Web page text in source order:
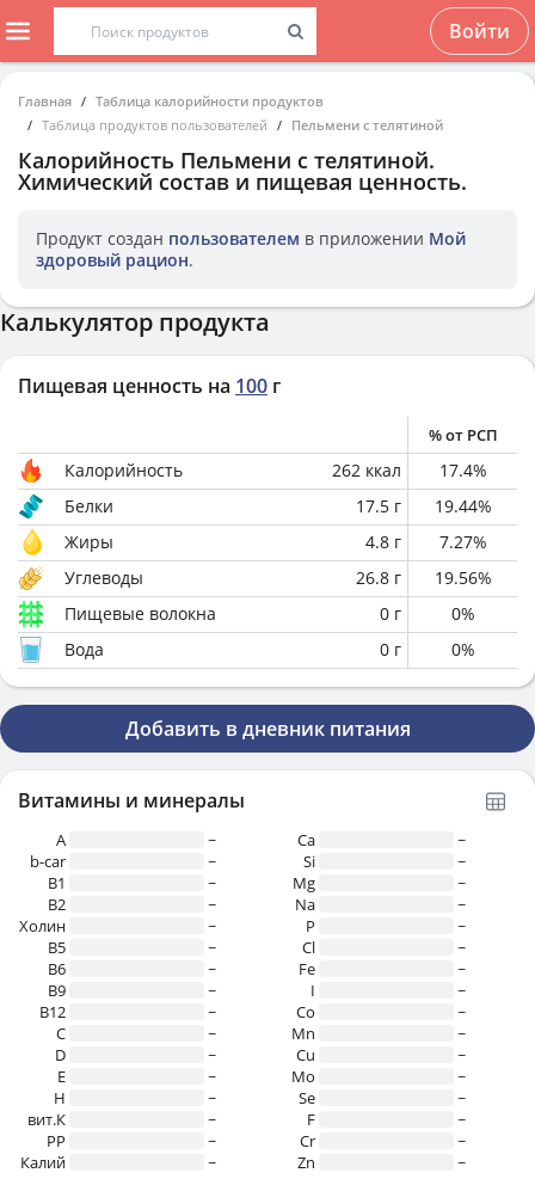
Войти
Главная
Таблица калорийности продуктов
Таблица продуктов пользователей
Пельмени с телятиной
Калорийность Пельмени с телятиной.
Химический состав и пищевая ценность.
Продукт создан пользователем в приложении Мой
здоровый рацион.
Калькулятор продукта
Пищевая ценность на 100 г
% от РСП
Калорийность 262 ккал 17.4%
Белки
17.5 г 19.44%
Жиры
4.8 г 7.27%
Углеводы
26.8 г 19.56%
Пищевые волокна
0 г 0%
Вода
0 г 0%
Добавить в дневник питания
Витамины и минералы
A
~
b-car
~
В1
~
B2
~
Холин
~
B5
~
B6
~
B9
~
B12
~
C
~
D
~
E
~
H
~
вит.К
~
PP
~
Калий
~
Ca
~
Si
~
Mg
~
Na
~
P
~
Cl
~
Fe
~
I
~
Co
~
Mn
~
Cu
~
Mo
~
Se
~
F
~
Cr
~
Zn
~